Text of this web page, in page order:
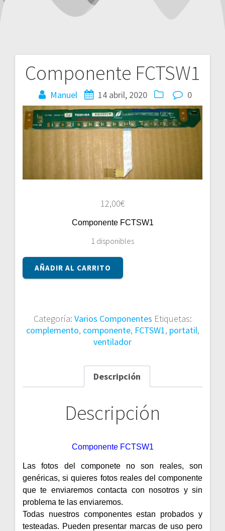
Componente FCTSW1
Manuel 14 abril, 2020 0
12,00€
Componente FCTSW1
1 disponibles
Componente
FCTSW1
AÑADIR AL CARRITO
Categoría: Varios Componentes Etiquetas:
complemento, componente, FCTSW1, portatil,
ventilador
Descripción
Descripción
Componente FCTSW1
Las fotos del componete no son reales, son
genéricas, si quieres fotos reales del componente
que te enviaremos contacta con nosotros y sin
problema te las enviaremos.
Todas nuestros componentes estan probados y
testeadas. Pueden presentar marcas de uso pero
Navegación
de
entradas